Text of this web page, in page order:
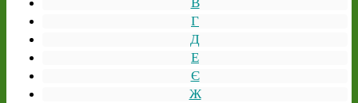
Г
Д
Е
Є
Ж